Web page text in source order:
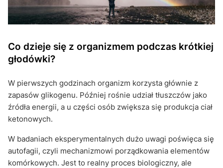
Co dzieje się z organizmem podczas krótkiej
głodówki?
W pierwszych godzinach organizm korzysta głównie z
zapasów glikogenu. Później rośnie udział tłuszczów jako
źródła energii, a u części osób zwiększa się produkcja ciał
ketonowych.
W badaniach eksperymentalnych dużo uwagi poświęca się
autofagii, czyli mechanizmowi porządkowania elementów
komórkowych. Jest to realny proces biologiczny, ale